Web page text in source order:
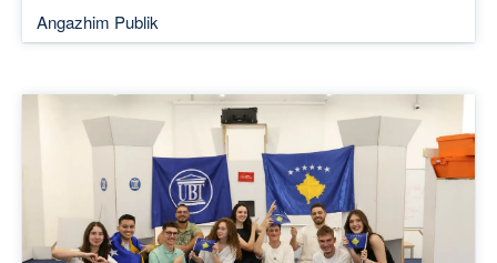
Angazhim Publik